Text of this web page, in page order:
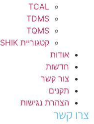
TCAL
TDMS
TQMS
קטגוריית SHIK
אודות
חדשות
צור קשר
תקנים
הצהרת נגישות
צרו קשר